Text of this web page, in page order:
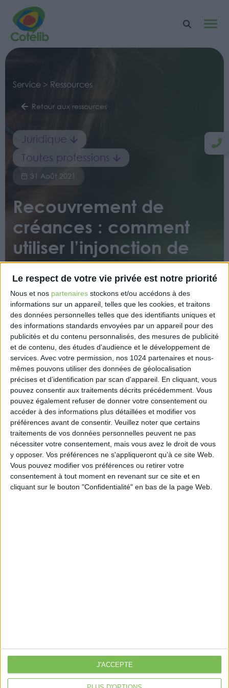
Le respect de votre vie privée est notre priorité
Nous et nos partenaires stockons et/ou accédons à des
informations sur un appareil, telles que les cookies, et traitons
des données personnelles telles que des identifiants uniques et
des informations standards envoyées par un appareil pour des
publicités et du contenu personnalisés, des mesures de publicité
et de contenu, des études d'audience et le développement de
services. Avec votre permission, nos 1024 partenaires et nous-
mêmes pouvons utiliser des données de géolocalisation
précises et d’identification par scan d'appareil. En cliquant, vous
pouvez consentir aux traitements décrits précédemment. Vous
pouvez également refuser de donner votre consentement ou
accéder à des informations plus détaillées et modifier vos
préférences avant de consentir. Veuillez noter que certains
traitements de vos données personnelles peuvent ne pas
nécessiter votre consentement, mais vous avez le droit de vous
y opposer. Vos préférences ne s'appliqueront qu’à ce site Web.
Vous pouvez modifier vos préférences ou retirer votre
consentement à tout moment en revenant sur ce site et en
cliquant sur le bouton "Confidentialité" en bas de la page Web.
J'ACCEPTE
Service > Ressources
Retour aux ressources
Juridique
Toutes professions
31 Août 2021
Recouvrement de
créances : comment
utiliser l’injonction de
payer ?
L’encaissement des factures en retard est un
véritable enjeu de trésorerie, et donc de survie des
entreprises, tout particulièrement en période de
crise. Lorsque les relances amiables ont échoué,
l’injonction de payer permet de lancer une
procédure judiciaire peu coûteuse. Comment y
avoir recours ?
https://www.eurex.fr/k4_17817218/
À la une
Violette la comptable